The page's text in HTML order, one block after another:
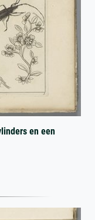
en een